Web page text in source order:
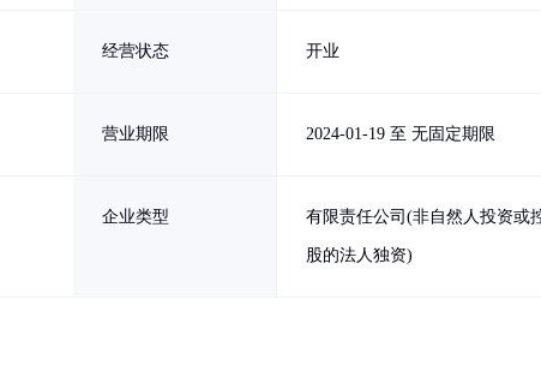
经营状态 开业
营业期限 2024-01-19 至 无固定期限
企业类型 有限责任公司(非自然人投资或
股的法人独资)